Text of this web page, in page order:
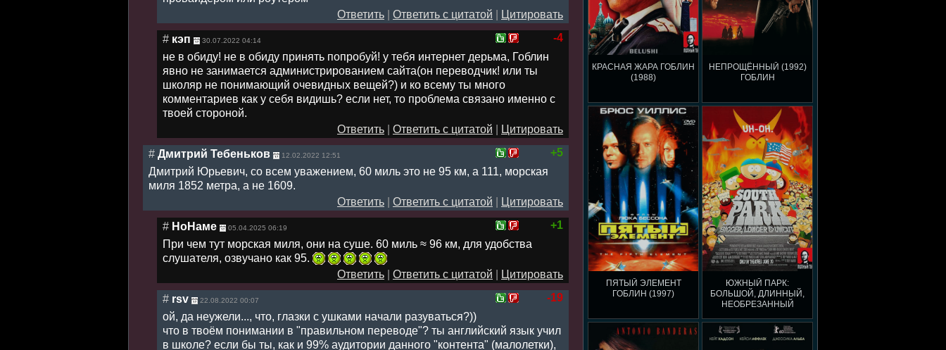
КРАСНАЯ ЖАРА ГОБЛИН
(1988)
НЕПРОЩЁННЫЙ (1992)
ГОБЛИН
ПЯТЫЙ ЭЛЕМЕНТ
ГОБЛИН (1997)
ЮЖНЫЙ ПАРК:
БОЛЬШОЙ, ДЛИННЫЙ,
НЕОБРЕЗАННЫЙ
Ответить
Ответить с цитатой
Цитировать
-4
# кэп 30.07.2022 04:14
не в обиду! не в обиду принять попробуй! у тебя интернет дерьма, Гоблин
явно не занимается администрированием сайта(он переводчик! или ты
школяр не понимающий очевидных вещей?) и ко всему ты много
комментариев как у себя видишь? если нет, то проблема связано именно с
твоей стороной.
Ответить
Ответить с цитатой
Цитировать
+5
# Дмитрий Тебеньков 12.02.2022 12:51
Дмитрий Юрьевич, со всем уважением, 60 миль это не 95 км, а 111, морская
миля 1852 метра, а не 1609.
Ответить
Ответить с цитатой
Цитировать
+1
# НоНаме 05.04.2025 06:19
При чем тут морская миля, они на суше. 60 миль ≈ 96 км, для удобства
слушателя, озвучано как 95.
Ответить
Ответить с цитатой
Цитировать
-19
# rsv 22.08.2022 00:07
ой, да неужели..., что, глазки с ушками начали разуваться?))
что в твоём понимании в "правильном переводе"? ты английский язык учил
в школе? если бы ты, как и 99% аудитории данного "контента" (малолетки),